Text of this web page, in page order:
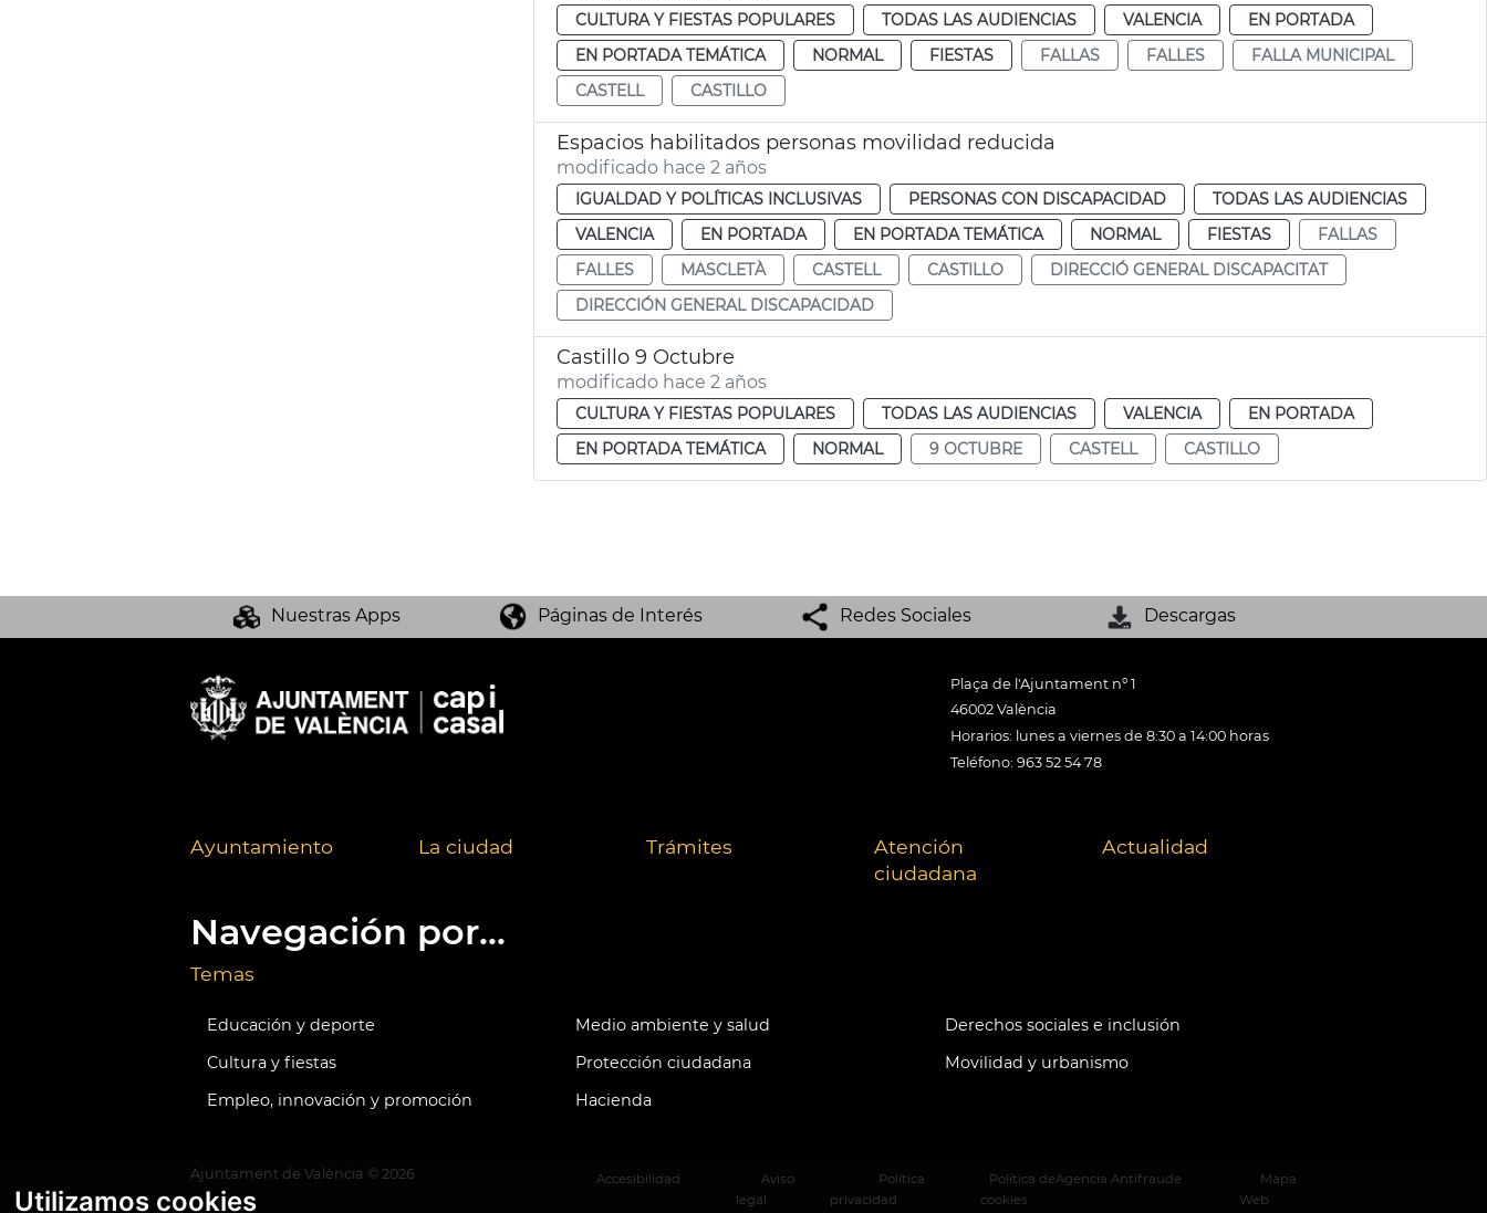
Utilizamos cookies
CULTURA Y FIESTAS POPULARES TODAS LAS AUDIENCIAS VALENCIA
EN PORTADA
EN PORTADA TEMÁTICA
NORMAL FIESTAS FALLAS FALLES
FALLA MUNICIPAL
CASTELL
CASTILLO
Espacios habilitados personas movilidad reducida
modificado hace 2 años
IGUALDAD Y POLÍTICAS INCLUSIVAS PERSONAS CON DISCAPACIDAD
TODAS LAS AUDIENCIAS
VALENCIA
EN PORTADA EN PORTADA TEMÁTICA NORMAL FIESTAS
FALLAS
FALLES
MASCLETÀ CASTELL CASTILLO
DIRECCIÓ GENERAL DISCAPACITAT
DIRECCIÓN GENERAL DISCAPACIDAD
Castillo 9 Octubre
modificado hace 2 años
CULTURA Y FIESTAS POPULARES TODAS LAS AUDIENCIAS VALENCIA
EN PORTADA
EN PORTADA TEMÁTICA
NORMAL 9 OCTUBRE CASTELL CASTILLO
Nuestras Apps Páginas de Interés Redes Sociales Descargas
Plaça de l'Ajuntament nº 1
46002 València
Horarios: lunes a viernes de 8:30 a 14:00 horas
Teléfono: 963 52 54 78
Ayuntamiento La ciudad Trámites
Atención
ciudadana
Actualidad
Navegación por...
Temas
Educación y deporte Medio ambiente y salud
Derechos sociales e inclusión
Cultura y fiestas
Protección ciudadana
Movilidad y urbanismo
Empleo, innovación y promoción
Hacienda
Ajuntament de València © 2026 Accesibilidad
Aviso
legal
Política
privacidad
Política de
cookies
Agencia Antifraude
Mapa
Web